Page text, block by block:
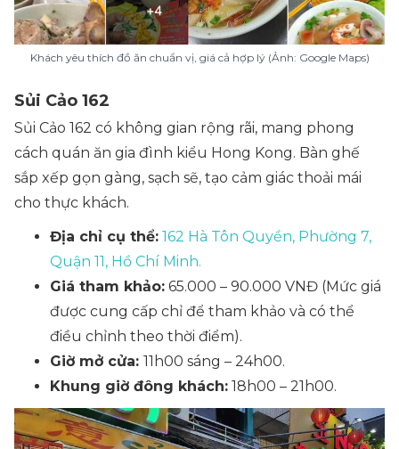
Khách yêu thích đồ ăn chuẩn vị, giá cả hợp lý (Ảnh: Google Maps)
Sủi Cảo 162
Sủi Cảo 162 có không gian rộng rãi, mang phong
cách quán ăn gia đình kiểu Hong Kong. Bàn ghế
sắp xếp gọn gàng, sạch sẽ, tạo cảm giác thoải mái
cho thực khách.
Địa chỉ cụ thể: 162 Hà Tôn Quyền, Phường 7,
Quận 11, Hồ Chí Minh.
Giá tham khảo: 65.000 – 90.000 VNĐ (Mức giá
được cung cấp chỉ để tham khảo và có thể
điều chỉnh theo thời điểm).
Giờ mở cửa: 11h00 sáng – 24h00.
Khung giờ đông khách: 18h00 – 21h00.